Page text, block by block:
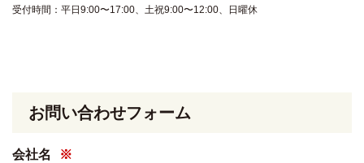
受付時間：平日9:00〜17:00、土祝9:00〜12:00、日曜休
お問い合わせフォーム
会社名 ※